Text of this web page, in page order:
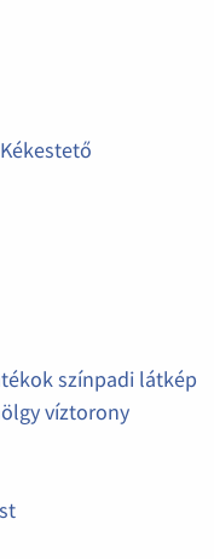
színpadi látkép
víztorony